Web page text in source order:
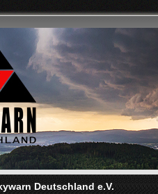
Deutschland e.V.